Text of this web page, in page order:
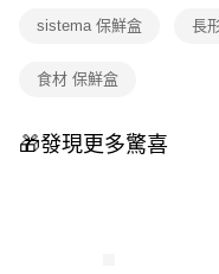
2.透過簡訊連結打開帳單後
【注意事項】
用戶於交易時，得透過本服務
買賣價金債權讓與本公司後，
sistema 保鮮盒 長
食材 保鮮盒
🎁發現更多驚喜